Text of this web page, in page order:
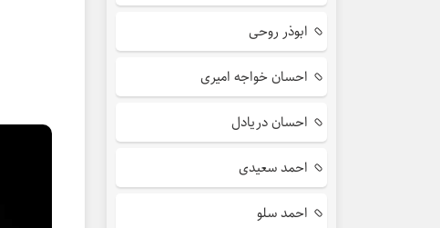
ابوذر روحی
احسان خواجه امیری
احسان دریادل
احمد سعیدی
احمد سلو